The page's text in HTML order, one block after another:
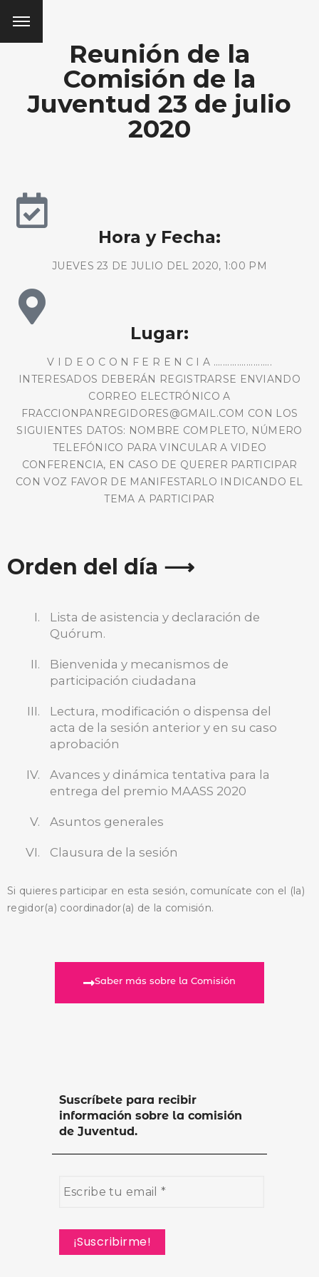
Reunión de la
Comisión de la
Juventud 23 de julio
2020
Hora y Fecha:
JUEVES 23 DE JULIO DEL 2020, 1:00 PM
Lugar:
V I D E O C O N F E R E N C I A .........................
INTERESADOS DEBERÁN REGISTRARSE ENVIANDO
CORREO ELECTRÓNICO A
FRACCIONPANREGIDORES@GMAIL.COM CON LOS
SIGUIENTES DATOS: NOMBRE COMPLETO, NÚMERO
TELEFÓNICO PARA VINCULAR A VIDEO
CONFERENCIA, EN CASO DE QUERER PARTICIPAR
CON VOZ FAVOR DE MANIFESTARLO INDICANDO EL
TEMA A PARTICIPAR
Orden del día ⟶
Lista de asistencia y declaración de
Quórum.
Bienvenida y mecanismos de
participación ciudadana
Lectura, modificación o dispensa del
acta de la sesión anterior y en su caso
aprobación
Avances y dinámica tentativa para la
entrega del premio MAASS 2020
Asuntos generales
Clausura de la sesión
Si quieres participar en esta sesión, comunícate con el (la)
regidor(a) coordinador(a) de la comisión.
Saber más sobre la Comisión
Suscríbete para recibir
información sobre la comisión
de Juventud.